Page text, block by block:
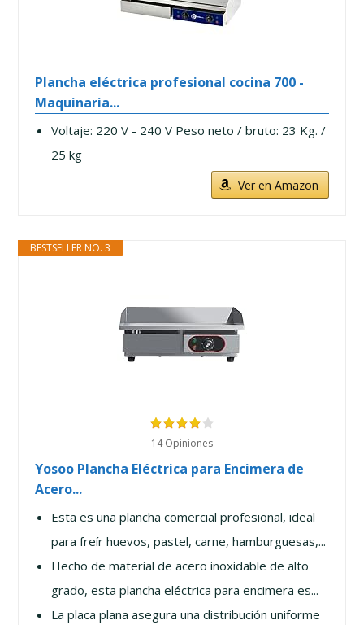
Plancha eléctrica profesional cocina 700 -
Maquinaria...
Voltaje: 220 V - 240 V Peso neto / bruto: 23 Kg. /
25 kg
Ver en Amazon
BESTSELLER NO. 3
14 Opiniones
Yosoo Plancha Eléctrica para Encimera de
Acero...
Esta es una plancha comercial profesional, ideal
para freír huevos, pastel, carne, hamburguesas,...
Hecho de material de acero inoxidable de alto
grado, esta plancha eléctrica para encimera es...
La placa plana asegura una distribución uniforme